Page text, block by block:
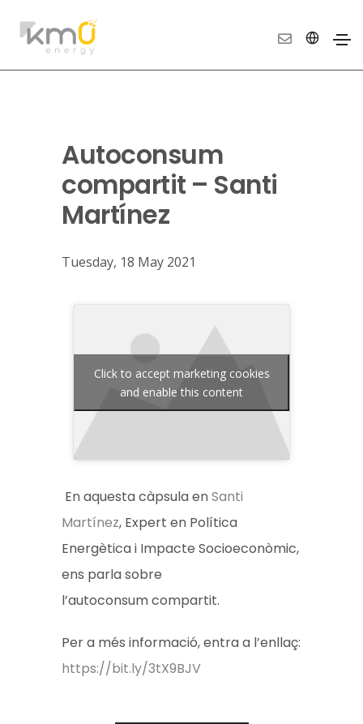
Autoconsum
compartit – Santi
Martínez
Tuesday, 18 May 2021
Click to accept marketing cookies
and enable this content
En aquesta càpsula enSanti
Martínez, Expert en Política
Energètica i Impacte Socioeconòmic,
ens parla sobre
l’autoconsum compartit.
Per a més informació, entra a l’enllaç:
https://bit.ly/3tX9BJV